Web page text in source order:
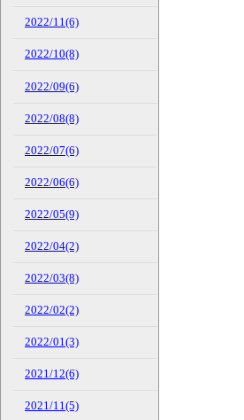
2022/11(6)
2022/10(8)
2022/09(6)
2022/08(8)
2022/07(6)
2022/06(6)
2022/05(9)
2022/04(2)
2022/03(8)
2022/02(2)
2022/01(3)
2021/12(6)
2021/11(5)